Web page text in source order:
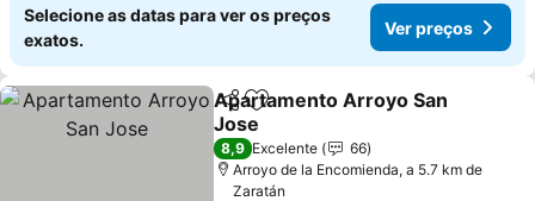
Selecione as datas para ver os preços
exatos.
Ver preços
PartilharAdicionar aos favoritos
Apartamento Arroyo San
Jose
8,9 Excelente
66
Arroyo de la Encomienda, a 5.7 km de
Zaratán